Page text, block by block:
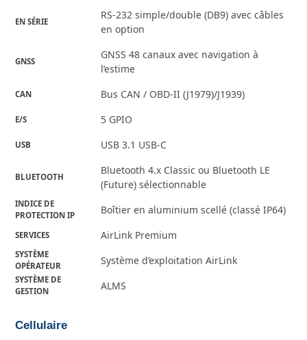
EN SÉRIE
RS-232 simple/double (DB9) avec câbles
en option
GNSS
GNSS 48 canaux avec navigation à
l’estime
CAN Bus CAN / OBD-II (J1979)/J1939)
E/S 5 GPIO
USB USB 3.1 USB-C
BLUETOOTH
Bluetooth 4.x Classic ou Bluetooth LE
(Future) sélectionnable
INDICE DE
PROTECTION IP
Boîtier en aluminium scellé (classé IP64)
SERVICES AirLink Premium
SYSTÈME
OPÉRATEUR
Système d’exploitation AirLink
SYSTÈME DE
GESTION
ALMS
Cellulaire